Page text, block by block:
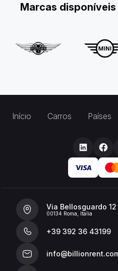
Marcas disponíveis
Início Carros Países
Via Bellosguardo 12
00134 Roma, Italia
+39 392 36 43199